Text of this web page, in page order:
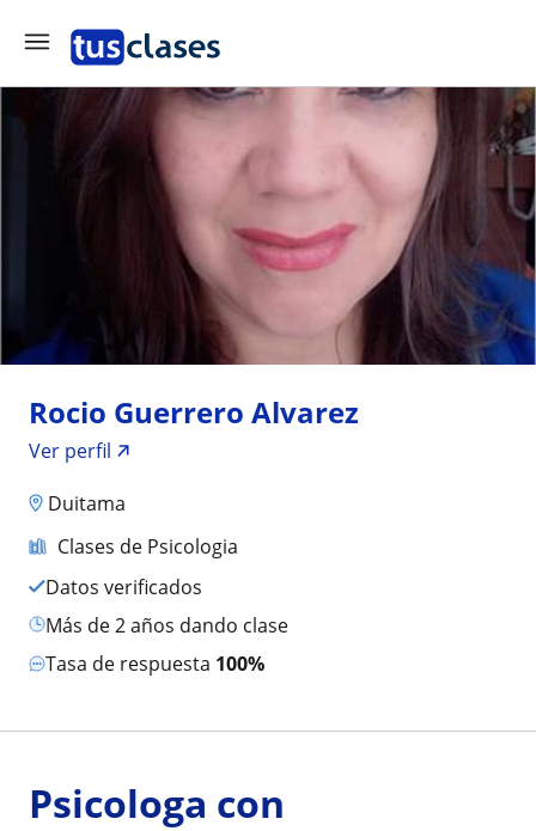
Rocio Guerrero Alvarez
Ver perfil
Duitama
Clases de Psicologia
Datos verificados
más de 2 años dando clase
Tasa de respuesta 100%
Psicologa con